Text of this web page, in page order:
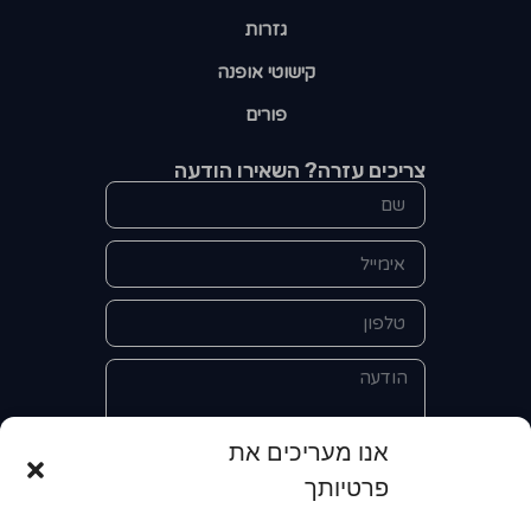
אנו מעריכים את
פרטיותך
גזרות
קישוטי אופנה
פורים
צריכים עזרה? השאירו הודעה
אני מאשר/ת את מסירת הפרטים